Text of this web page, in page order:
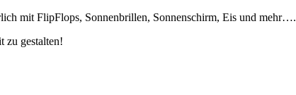
mit FlipFlops, Sonnenbrillen, Sonnenschirm, Eis und mehr….
zu gestalten!